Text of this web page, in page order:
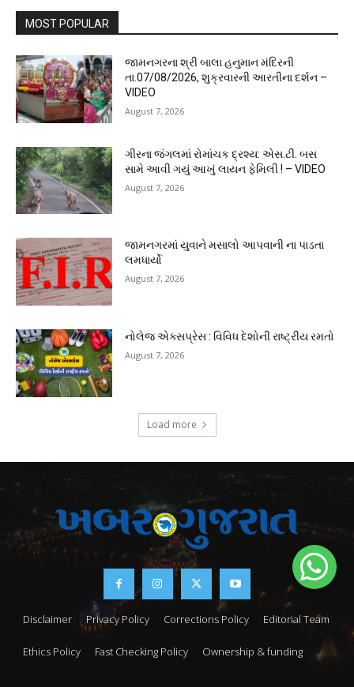
MOST POPULAR
જામનગરના શ્રી બાલા હનુમાન મંદિરની
તા.07/08/2026, શુક્રવારની આરતીના દર્શન –
VIDEO
August 7, 2026
ગીરના જંગલમાં રોમાંચક દ્રશ્ય: એસ.ટી. બસ
સામે આવી ગયું આખું લાયન ફેમિલી ! – VIDEO
August 7, 2026
જામનગરમાં યુવાને મસાલો આપવાની ના પાડતા
લમધાર્યો
August 7, 2026
નોલેજ એક્સપ્રેસ : વિવિધ દેશોની રાષ્ટ્રીય રમતો
August 7, 2026
Load more
Disclaimer Privacy Policy Corrections Policy Editorial Team
Ethics Policy Fast Checking Policy Ownership & funding